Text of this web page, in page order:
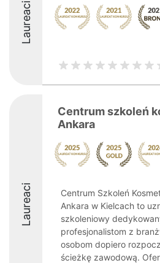
Laureaci
Laureaci
Centrum szkoleń
Ankara
Centrum Szkoleń
Ankara w Kielcach to
szkoleniowy
profesjonalistom z
osobom dopiero
ścieżkę zawodową.